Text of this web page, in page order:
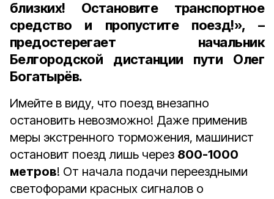
близких! Остановите транспортное
средство и пропустите поезд!», –
предостерегает начальник
Белгородской дистанции пути Олег
Богатырёв.
Имейте в виду, что поезд внезапно
остановить невозможно! Даже применив
меры экстренного торможения, машинист
остановит поезд лишь через 800-1000
метров! От начала подачи переездными
светофорами красных сигналов о